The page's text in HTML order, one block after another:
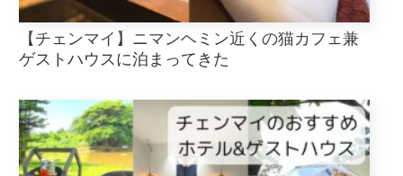
【チェンマイ】ニマンヘミン近くの猫カフェ兼
ゲストハウスに泊まってきた